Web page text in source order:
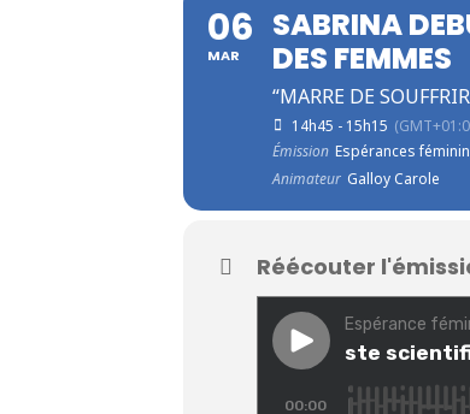
06
MAR
SABRINA
DES FEMMES
“MARRE DE
14h45 - 15h15
Émission Espérances
Animateur Galloy Carole
Réécouter